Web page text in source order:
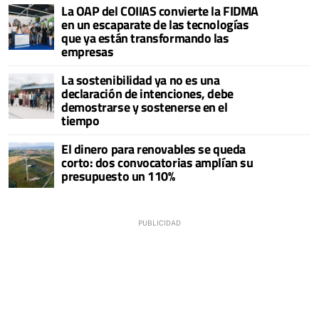
La OAP del COIIAS convierte la FIDMA
en un escaparate de las tecnologías
que ya están transformando las
empresas
La sostenibilidad ya no es una
declaración de intenciones, debe
demostrarse y sostenerse en el
tiempo
El dinero para renovables se queda
corto: dos convocatorias amplían su
presupuesto un 110%